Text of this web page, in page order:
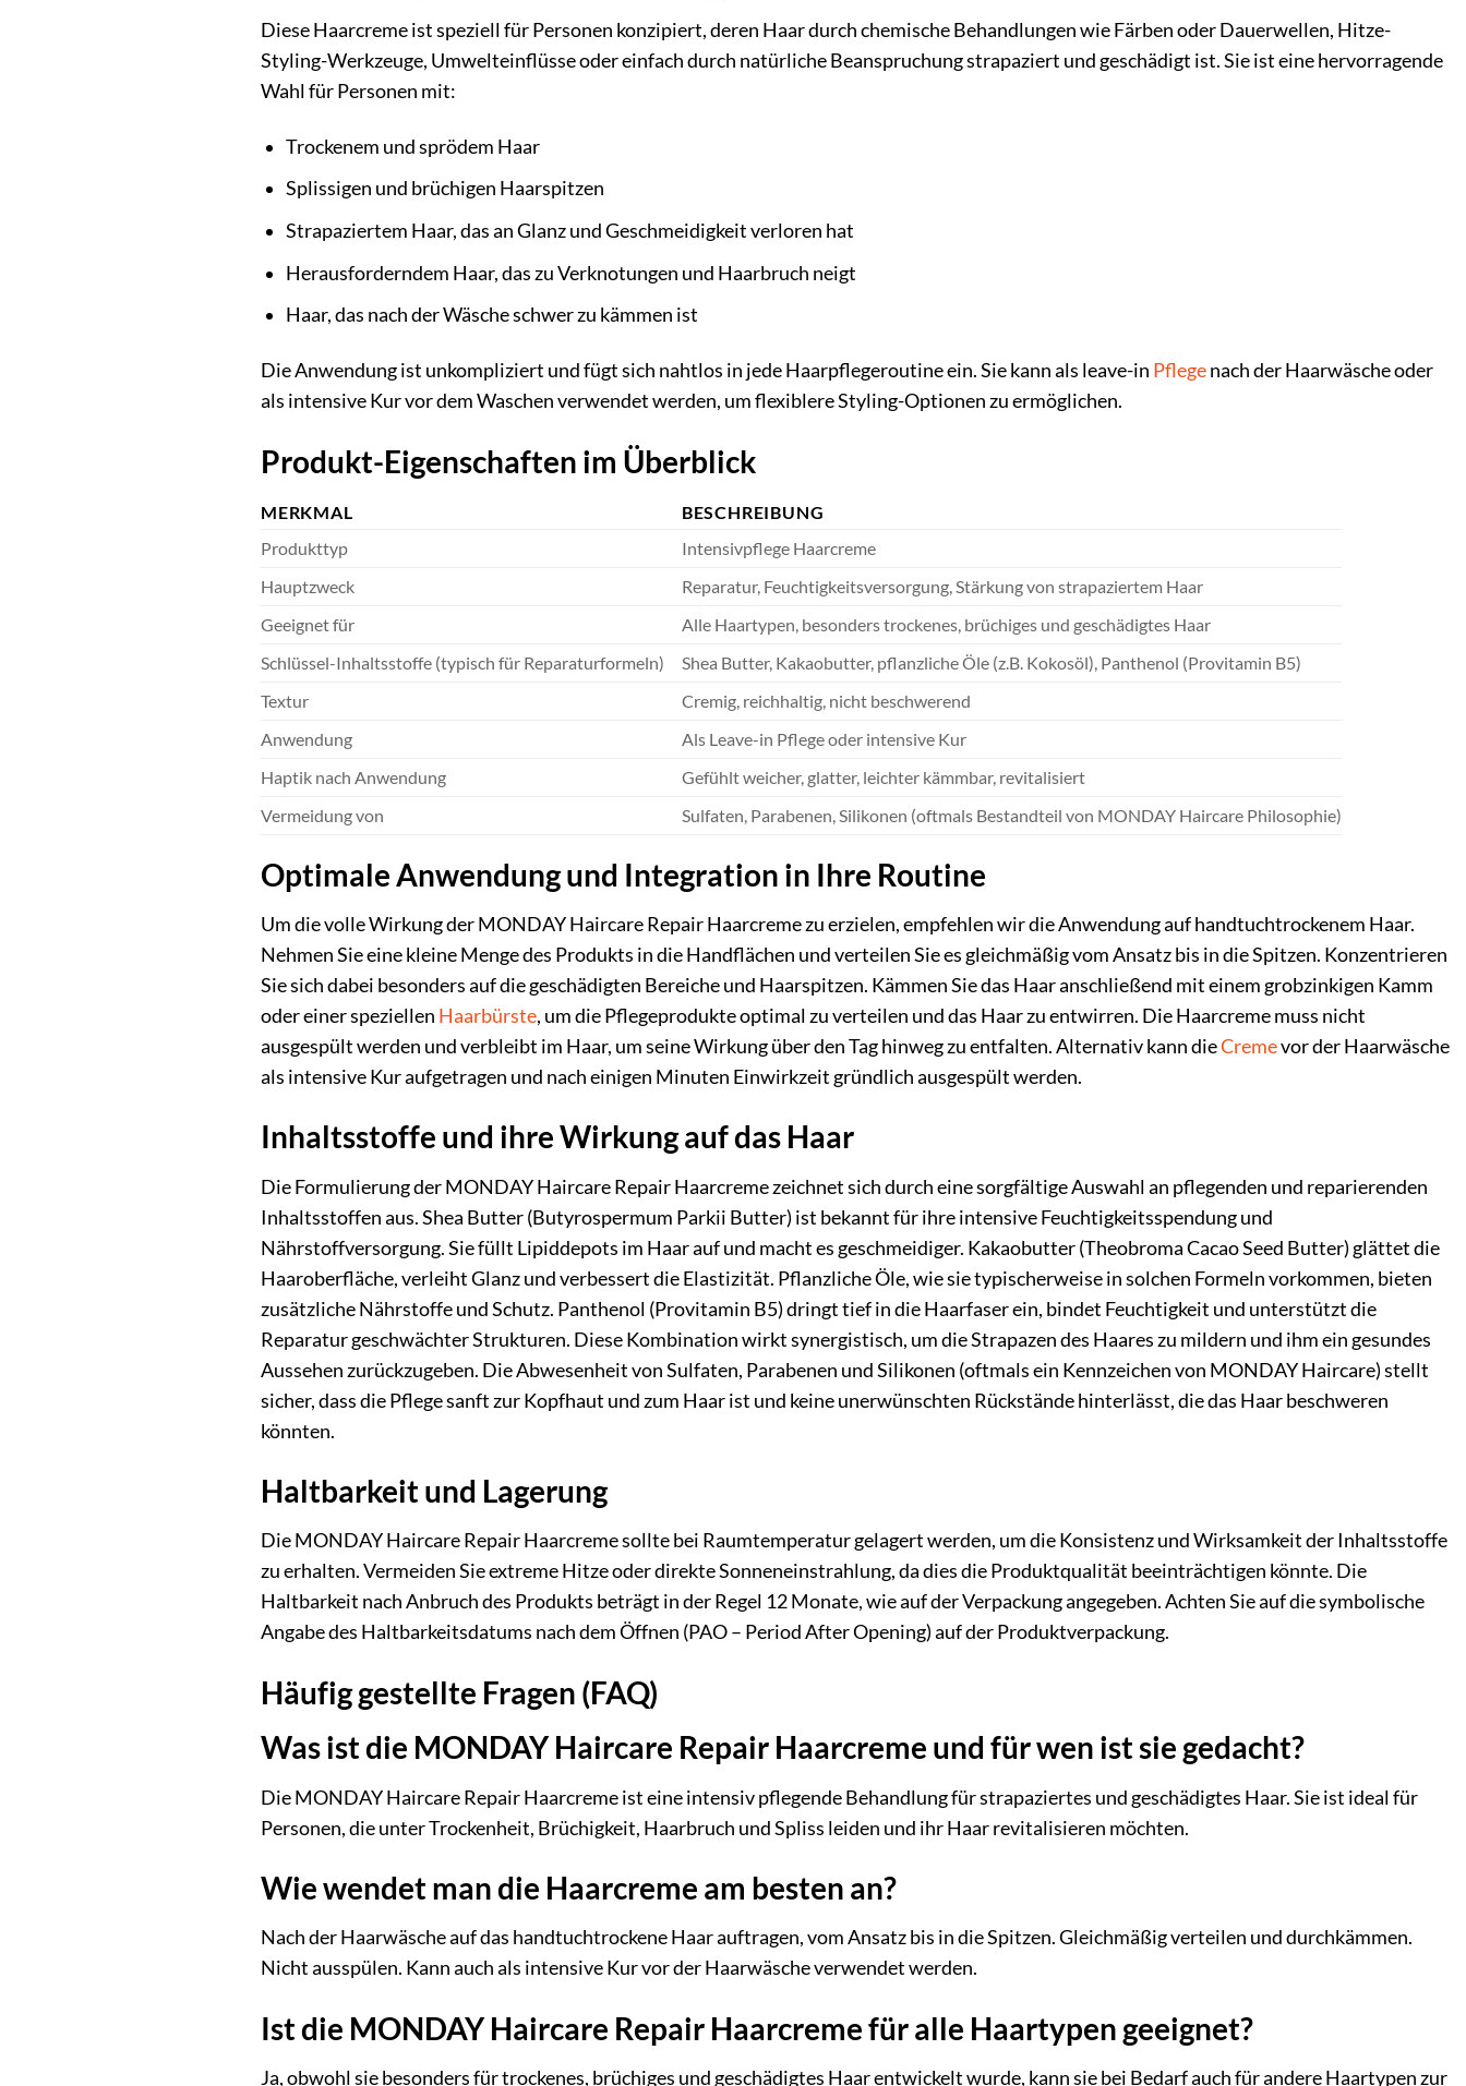
Diese Haarcreme ist speziell für Personen konzipiert, deren Haar durch chemische Behandlungen wie Färben oder Dauerwellen, Hitze-
Styling-Werkzeuge, Umwelteinflüsse oder einfach durch natürliche Beanspruchung strapaziert und geschädigt ist. Sie ist eine hervorragende
Wahl für Personen mit:
Trockenem und sprödem Haar
Splissigen und brüchigen Haarspitzen
Strapaziertem Haar, das an Glanz und Geschmeidigkeit verloren hat
Herausforderndem Haar, das zu Verknotungen und Haarbruch neigt
Haar, das nach der Wäsche schwer zu kämmen ist
Die Anwendung ist unkompliziert und fügt sich nahtlos in jede Haarpflegeroutine ein. Sie kann als leave-in Pflegenach der Haarwäsche oder
als intensive Kur vor dem Waschen verwendet werden, um flexiblere Styling-Optionen zu ermöglichen.
Produkt-Eigenschaften im Überblick
MERKMAL
BESCHREIBUNG
Produkttyp
Intensivpflege Haarcreme
Hauptzweck
Reparatur, Feuchtigkeitsversorgung, Stärkung von strapaziertem Haar
Geeignet für
Alle Haartypen, besonders trockenes, brüchiges und geschädigtes Haar
Schlüssel-Inhaltsstoffe (typisch für Reparaturformeln)
Shea Butter, Kakaobutter, pflanzliche Öle (z.B. Kokosöl), Panthenol (Provitamin B5)
Textur
Cremig, reichhaltig, nicht beschwerend
Anwendung
Als Leave-in Pflege oder intensive Kur
Haptik nach Anwendung
Gefühlt weicher, glatter, leichter kämmbar, revitalisiert
Vermeidung von
Sulfaten, Parabenen, Silikonen (oftmals Bestandteil von MONDAY Haircare Philosophie)
Optimale Anwendung und Integration in Ihre Routine
Um die volle Wirkung der MONDAY Haircare Repair Haarcreme zu erzielen, empfehlen wir die Anwendung auf handtuchtrockenem Haar.
Nehmen Sie eine kleine Menge des Produkts in die Handflächen und verteilen Sie es gleichmäßig vom Ansatz bis in die Spitzen. Konzentrieren
Sie sich dabei besonders auf die geschädigten Bereiche und Haarspitzen. Kämmen Sie das Haar anschließend mit einem grobzinkigen Kamm
oder einer speziellen Haarbürste, um die Pflegeprodukte optimal zu verteilen und das Haar zu entwirren. Die Haarcreme muss nicht
ausgespült werden und verbleibt im Haar, um seine Wirkung über den Tag hinweg zu entfalten. Alternativ kann dieCremevor der Haarwäsche
als intensive Kur aufgetragen und nach einigen Minuten Einwirkzeit gründlich ausgespült werden.
Inhaltsstoffe und ihre Wirkung auf das Haar
Die Formulierung der MONDAY Haircare Repair Haarcreme zeichnet sich durch eine sorgfältige Auswahl an pflegenden und reparierenden
Inhaltsstoffen aus. Shea Butter (Butyrospermum Parkii Butter) ist bekannt für ihre intensive Feuchtigkeitsspendung und
Nährstoffversorgung. Sie füllt Lipiddepots im Haar auf und macht es geschmeidiger. Kakaobutter (Theobroma Cacao Seed Butter) glättet die
Haaroberfläche, verleiht Glanz und verbessert die Elastizität. Pflanzliche Öle, wie sie typischerweise in solchen Formeln vorkommen, bieten
zusätzliche Nährstoffe und Schutz. Panthenol (Provitamin B5) dringt tief in die Haarfaser ein, bindet Feuchtigkeit und unterstützt die
Reparatur geschwächter Strukturen. Diese Kombination wirkt synergistisch, um die Strapazen des Haares zu mildern und ihm ein gesundes
Aussehen zurückzugeben. Die Abwesenheit von Sulfaten, Parabenen und Silikonen (oftmals ein Kennzeichen von MONDAY Haircare) stellt
sicher, dass die Pflege sanft zur Kopfhaut und zum Haar ist und keine unerwünschten Rückstände hinterlässt, die das Haar beschweren
könnten.
Haltbarkeit und Lagerung
Die MONDAY Haircare Repair Haarcreme sollte bei Raumtemperatur gelagert werden, um die Konsistenz und Wirksamkeit der Inhaltsstoffe
zu erhalten. Vermeiden Sie extreme Hitze oder direkte Sonneneinstrahlung, da dies die Produktqualität beeinträchtigen könnte. Die
Haltbarkeit nach Anbruch des Produkts beträgt in der Regel 12 Monate, wie auf der Verpackung angegeben. Achten Sie auf die symbolische
Angabe des Haltbarkeitsdatums nach dem Öffnen (PAO – Period After Opening) auf der Produktverpackung.
Häufig gestellte Fragen (FAQ)
Was ist die MONDAY Haircare Repair Haarcreme und für wen ist sie gedacht?
Die MONDAY Haircare Repair Haarcreme ist eine intensiv pflegende Behandlung für strapaziertes und geschädigtes Haar. Sie ist ideal für
Personen, die unter Trockenheit, Brüchigkeit, Haarbruch und Spliss leiden und ihr Haar revitalisieren möchten.
Wie wendet man die Haarcreme am besten an?
Nach der Haarwäsche auf das handtuchtrockene Haar auftragen, vom Ansatz bis in die Spitzen. Gleichmäßig verteilen und durchkämmen.
Nicht ausspülen. Kann auch als intensive Kur vor der Haarwäsche verwendet werden.
Ist die MONDAY Haircare Repair Haarcreme für alle Haartypen geeignet?
Ja, obwohl sie besonders für trockenes, brüchiges und geschädigtes Haar entwickelt wurde, kann sie bei Bedarf auch für andere Haartypen zur